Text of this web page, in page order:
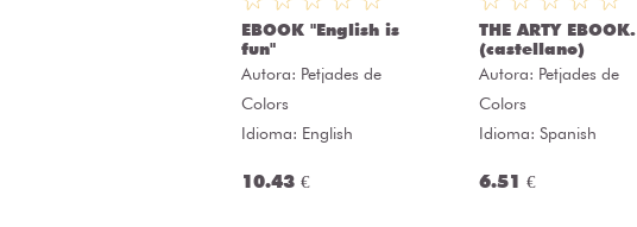
EBOOK "English is
fun"
Autora: Petjades de
Colors
Idioma: English
10.43 €
THE ARTY EBOOK.
(castellano)
Autora: Petjades de
Colors
Idioma: Spanish
6.51 €